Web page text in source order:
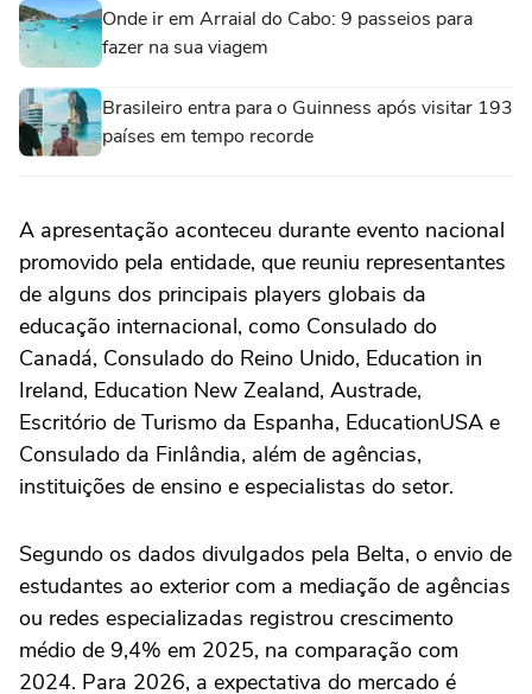
Onde ir em Arraial do Cabo: 9 passeios para
fazer na sua viagem
Brasileiro entra para o Guinness após visitar 193
países em tempo recorde
A apresentação aconteceu durante evento nacional
promovido pela entidade, que reuniu representantes
de alguns dos principais players globais da
educação internacional, como Consulado do
Canadá, Consulado do Reino Unido, Education in
Ireland, Education New Zealand, Austrade,
Escritório de Turismo da Espanha, EducationUSA e
Consulado da Finlândia, além de agências,
instituições de ensino e especialistas do setor.
Segundo os dados divulgados pela Belta, o envio de
estudantes ao exterior com a mediação de agências
ou redes especializadas registrou crescimento
médio de 9,4% em 2025, na comparação com
2024. Para 2026, a expectativa do mercado é